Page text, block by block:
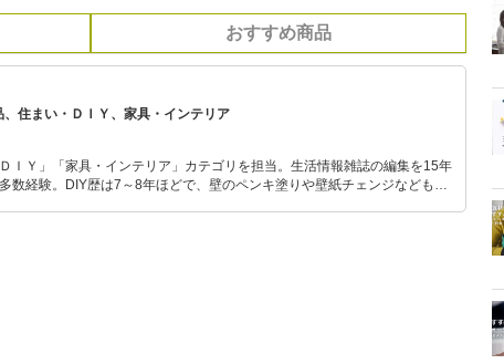
おすすめ商品
住まい・ＤＩＹ、家具・インテリア
ＩＹ」「家具・インテリア」カテゴリを担当。生活情報雑誌の編集を15年
数経験。DIY歴は7～8年ほどで、壁のペンキ塗りや壁紙チェンジなどもチ